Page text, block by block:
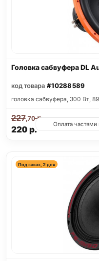
Головка сабвуфера DL
код товара #10288589
головка сабвуфера, 300 Вт,
220р.
227,70р.
Оплата
Под заказ, 2 дня